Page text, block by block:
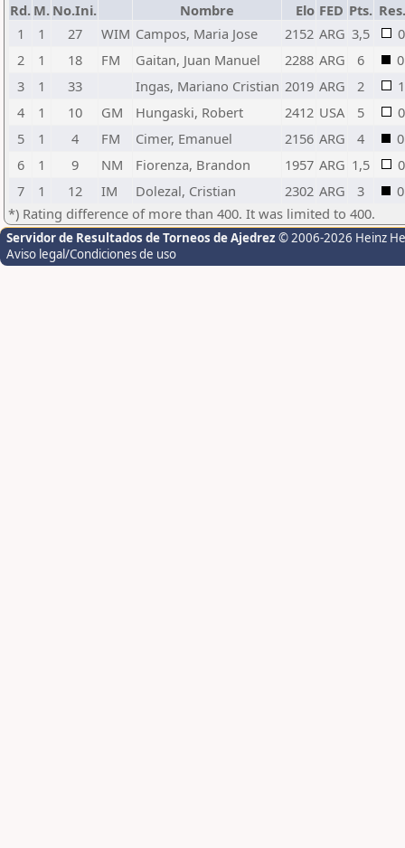
Rd. M. No.Ini. Nombre Elo FED Pts. Res.
1
1 27 WIM Campos, Maria Jose 2152 ARG 3,5
0
2
1 18 FM Gaitan, Juan Manuel 2288 ARG 6
0
3
1 33 Ingas, Mariano Cristian 2019 ARG 2
1
4
1 10 GM Hungaski, Robert 2412 USA 5
0
5
1 4 FM Cimer, Emanuel 2156 ARG 4
0
6
1 9 NM Fiorenza, Brandon 1957 ARG 1,5
0
7
1 12 IM Dolezal, Cristian 2302 ARG 3
0
*) Rating difference of more than 400. It was limited to 400.
Servidor de Resultados de Torneos de Ajedrez © 2006-2026 Heinz
Aviso legal/Condiciones de uso